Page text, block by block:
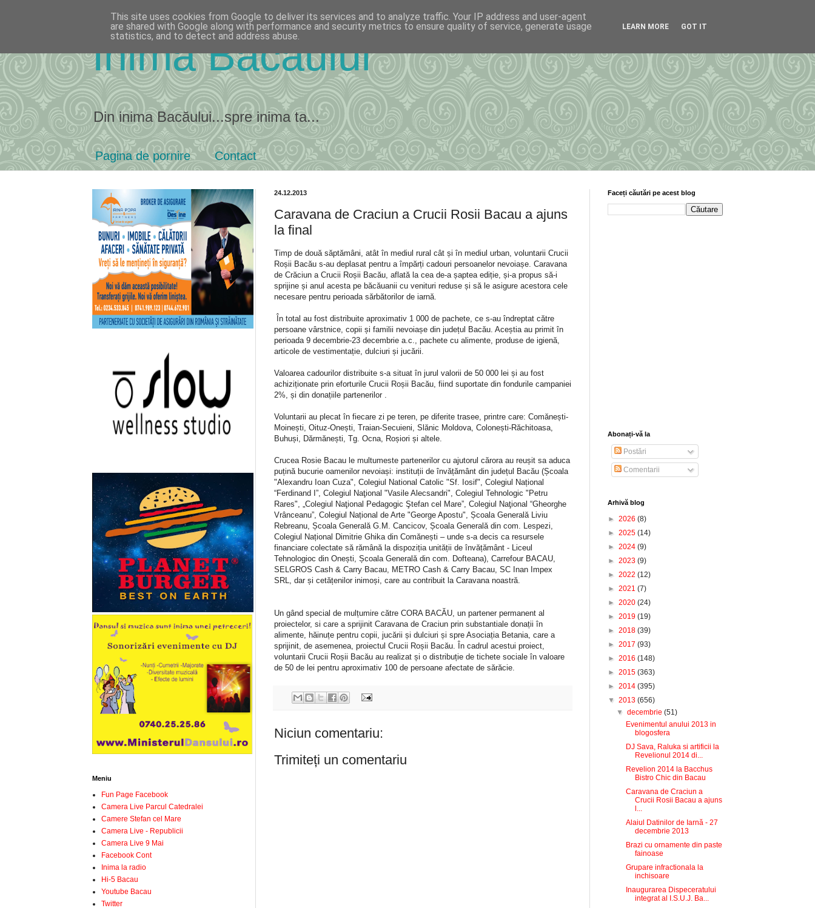
Inima Bacăului
Din inima Bacăului...spre inima ta...
Pagina de pornire Contact
24.12.2013
Caravana de Craciun a Crucii Rosii Bacau a ajuns
la final
Timp de două săptămâni, atât în mediul rural cât și în mediul urban, voluntarii Crucii
Roșii Bacău s-au deplasat pentru a împărți cadouri persoanelor nevoiașe. Caravana
de Crăciun a Crucii Roșii Bacău, aflată la cea de-a șaptea ediție, și-a propus să-i
sprijine și anul acesta pe băcăuanii cu venituri reduse și să le asigure acestora cele
necesare pentru perioada sărbătorilor de iarnă.
În total au fost distribuite aproximativ 1 000 de pachete, ce s-au îndreptat către
persoane vârstnice, copii și familii nevoiașe din județul Bacău. Aceștia au primit în
perioada 9 decembrie-23 decembrie a.c., pachete cu alimente, produse de igienă,
articole de vestimentație, dulciuri și jucării.
Valoarea cadourilor distribuite s-a situat în jurul valorii de 50 000 lei și au fost
achiziționate prin eforturile Crucii Roșii Bacău, fiind suportate din fondurile campaniei
2%, și din donațiile partenerilor .
Voluntarii au plecat în fiecare zi pe teren, pe diferite trasee, printre care: Comănești-
Moinești, Oituz-Onești, Traian-Secuieni, Slănic Moldova, Colonești-Răchitoasa,
Buhuși, Dărmănești, Tg. Ocna, Roșiori și altele.
Crucea Rosie Bacau le multumeste partenerilor cu ajutorul cărora au reușit sa aduca
puțină bucurie oamenilor nevoiași: instituții de învățământ din județul Bacău (Școala
"Alexandru Ioan Cuza", Colegiul National Catolic "Sf. Iosif", Colegiul Național
“Ferdinand I”, Colegiul Naţional "Vasile Alecsandri", Colegiul Tehnologic "Petru
Rares", „Colegiul Naţional Pedagogic Ştefan cel Mare”, Colegiul Naţional “Gheorghe
Vrânceanu”, Colegiul Național de Arte "George Apostu", Școala Generală Liviu
Rebreanu, Școala Generală G.M. Cancicov, Școala Generală din com. Lespezi,
Colegiul Național Dimitrie Ghika din Comănești – unde s-a decis ca resursele
financiare colectate să rămână la dispoziția unității de învățământ - Liceul
Tehnologioc din Onești, Școala Generală din com. Dofteana), Carrefour BACAU,
SELGROS Cash & Carry Bacau, METRO Cash & Carry Bacau, SC Inan Impex
SRL, dar și cetățenilor inimoși, care au contribuit la Caravana noastră.
Un gând special de mulțumire către CORA BACĂU, un partener permanent al
proiectelor, si care a sprijinit Caravana de Craciun prin substantiale donații în
alimente, hăinuțe pentru copii, jucării și dulciuri și spre Asociația Betania, care a
sprijinit, de asemenea, proiectul Crucii Roșii Bacău. În cadrul acestui proiect,
voluntarii Crucii Roșii Bacău au realizat și o distribuție de tichete sociale în valoare
de 50 de lei pentru aproximativ 100 de persoane afectate de sărăcie.
Niciun comentariu:
Trimiteți un comentariu
Meniu
Fun Page Facebook
Camera Live Parcul Catedralei
Camere Stefan cel Mare
Camera Live - Republicii
Camera Live 9 Mai
Facebook Cont
Inima la radio
Hi-5 Bacau
Youtube Bacau
Twitter
Faceți căutări pe acest blog
Abonați-vă la
Postări
Comentarii
Arhivă blog
► 2026 (8)
► 2025 (14)
► 2024 (9)
► 2023 (9)
► 2022 (12)
► 2021 (7)
► 2020 (24)
► 2019 (19)
► 2018 (39)
► 2017 (93)
► 2016 (148)
► 2015 (363)
► 2014 (395)
▼ 2013 (656)
▼decembrie(51)
Evenimentul anului 2013 in
blogosfera
DJ Sava, Raluka si artificii la
Revelionul 2014 di...
Revelion 2014 la Bacchus
Bistro Chic din Bacau
Caravana de Craciun a
Crucii Rosii Bacau a ajuns
l...
Alaiul Datinilor de Iarnă - 27
decembrie 2013
Brazi cu ornamente din paste
fainoase
Grupare infractionala la
inchisoare
Inaugurarea Dispeceratului
integrat al I.S.U.J. Ba...
This site uses cookies from Google to deliver its services and to analyze traffic. Your IP address and user-agent
are shared with Google along with performance and security metrics to ensure quality of service, generate usage
statistics, and to detect and address abuse.
LEARN MORE GOT IT